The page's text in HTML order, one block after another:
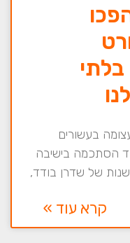
בלתי
בעשורים
הסתכמה בישיבה
של שדרן בודד,
קרא עוד »